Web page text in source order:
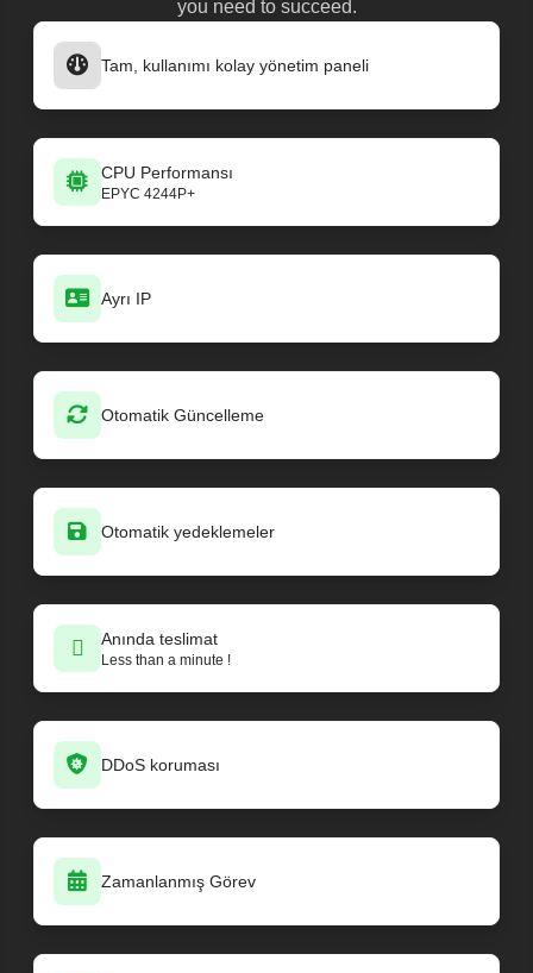
you need to succeed.
Tam, kullanımı kolay yönetim paneli
CPU Performansı
EPYC 4244P+
Ayrı IP
Otomatik Güncelleme
Otomatik yedeklemeler
Anında teslimat
Less than a minute !
DDoS koruması
Zamanlanmış Görev